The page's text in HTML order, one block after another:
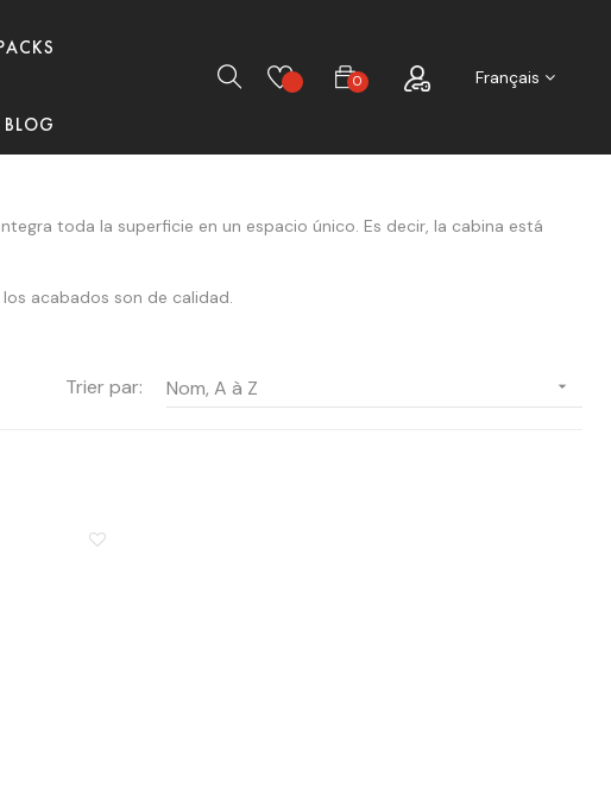
BLOG
Chercher
0 Français
toda la superficie en un espacio único. Es decir, la cabina está
acabados son de calidad.
Trier par: Nom, A à Z 